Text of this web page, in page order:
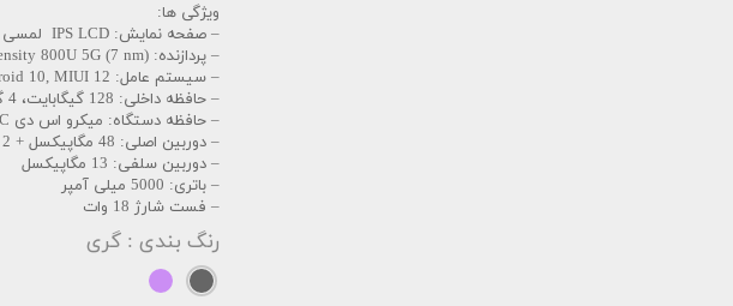
ویژگی ها:
– صفحه نمایش: IPS LCD لمسی خازنی، 16 میلیون رنگ
– پردازنده: MediaTek MT6853 Dimensity 800U 5G (7 nm)
– سیستم عامل: Android 10, MIUI 12
– حافظه داخلی: 128 گیگابایت، 4 گیگ رم
– حافظه دستگاه: میکرو اس دی XC
– دوربین اصلی: 48 مگاپیکسل + 2 مگاپیکسل + 2 مگاپیکسل
– دوربین سلفی: 13 مگاپیکسل
– باتری: 5000 میلی آمپر
– فست شارژ 18 وات
رنگ بندی : گری